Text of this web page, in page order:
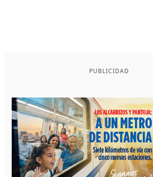
PUBLICIDAD